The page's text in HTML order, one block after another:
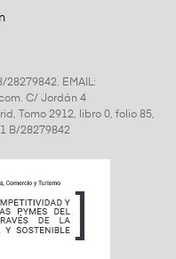
28279842. EMAIL:
C/ Jordán 4
Tomo 2912, libro 0, folio 85,
B/28279842